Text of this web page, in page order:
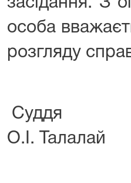
засідання. З
особа
розгляду
О.І. Талалай